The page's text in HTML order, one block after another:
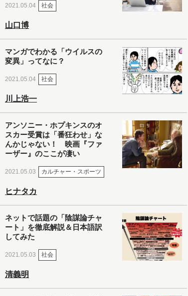
2021.05.04 社会
山口博
マンガでわかる「ウイルスの
変異」ってなに？
2021.05.04 社会
川上浩一
アンソニー・ホプキンスのオ
スカー受賞は「番狂わせ」な
んかじゃない！ 映画『ファ
ーザー』のここが凄い
2021.05.03 カルチャー・スポーツ
ヒナタカ
ネットで話題の「陰謀論チャ
ート」を徹底解説＆日本語訳
してみた
2021.05.03 社会
清義明